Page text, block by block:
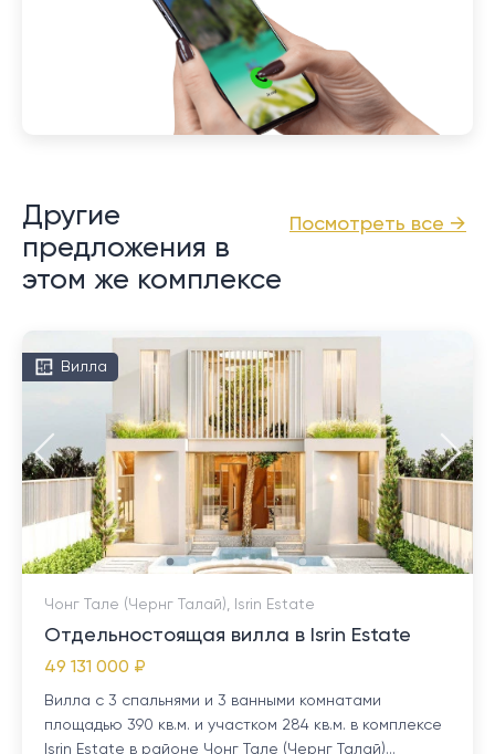
Посмотреть все →
Другие
предложения в
этом же комплексе
Вилла
Чонг Тале (Чернг Талай), Isrin Estate
Отдельностоящая вилла в Isrin Estate
49 131 000 ₽
Вилла с 3 спальнями и 3 ванными комнатами
площадью 390 кв.м. и участком 284 кв.м. в комплексе
Isrin Estate в районе Чонг Тале (Чернг Талай)...